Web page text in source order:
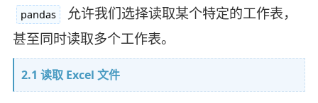
pandas
允许我们选择读取某个特定的工作表，
甚至同时读取多个工作表。
2.1 读取 Excel 文件